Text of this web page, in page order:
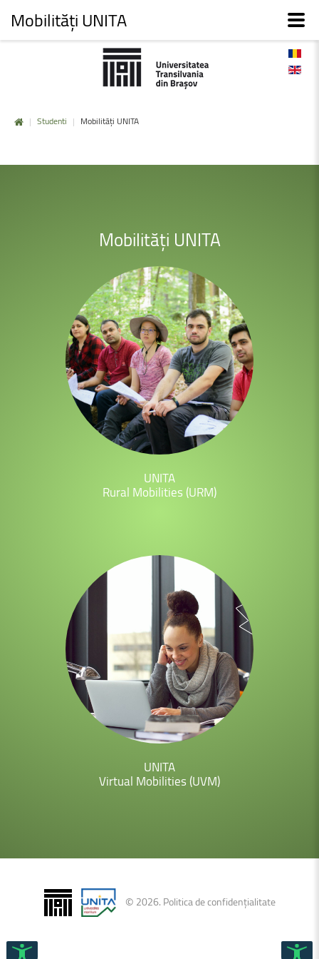
| Studenti | Mobilități UNITA
Mobilități UNITA
UNITA
Rural Mobilities (URM)
UNITA
Virtual Mobilities (UVM)
© 2026. Politica de confidențialitate
Mobilități UNITA